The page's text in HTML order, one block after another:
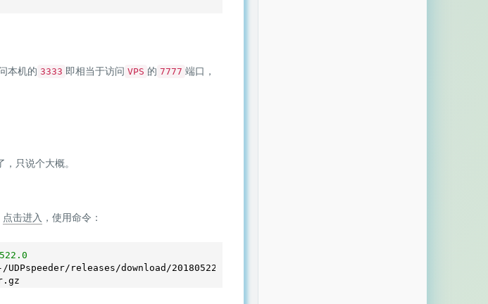
本机的 3333 即相当于访问 VPS 的 7777 端口，
只说个大概。
点击进入 ，使用命令：
/UDPspeeder/releases/download/20180522.0